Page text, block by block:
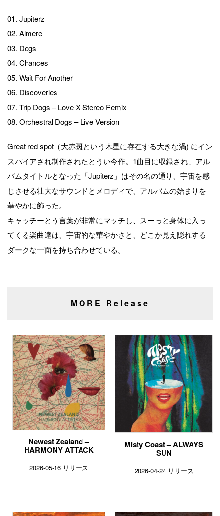
01. Jupiterz
02. Almere
03. Dogs
04. Chances
05. Wait For Another
06. Discoveries
07. Trip Dogs – Love X Stereo Remix
08. Orchestral Dogs – Live Version
Great red spot（大赤斑という木星に存在する大きな渦) にイン
スパイアされ制作されたとうい今作。1曲目に収録され、アル
バムタイトルとなった「Jupiterz」はその名の通り、宇宙を感
じさせる壮大なサウンドとメロディで、アルバムの始まりを
華やかに飾った。
キャッチーとう言葉が非常にマッチし、スーっと身体に入っ
てくる楽曲達は、宇宙的な華やかさと、どこか見え隠れする
ダークな一面を持ち合わせている。
MORE Release
Newest Zealand –
HARMONY ATTACK
2026-05-16 リリース
Misty Coast – ALWAYS
SUN
2026-04-24 リリース